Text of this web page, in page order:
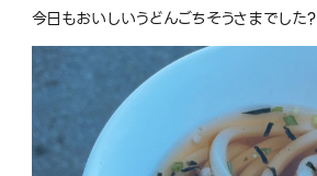
今日もおいしいうどんごちそうさまでした?